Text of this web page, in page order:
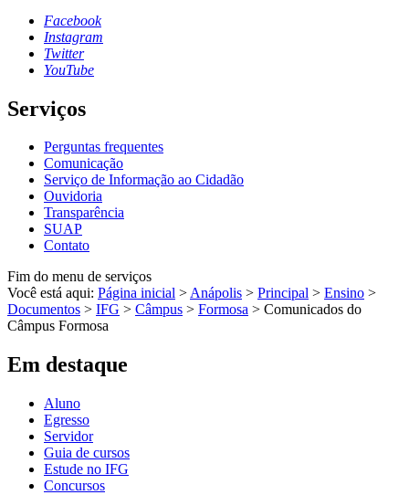
Facebook
Instagram
Twitter
YouTube
Serviços
Perguntas frequentes
Comunicação
Serviço de Informação ao Cidadão
Ouvidoria
Transparência
SUAP
Contato
Fim do menu de serviços
Você está aqui: Página inicial >Anápolis > Principal > Ensino >
Documentos > IFG > Câmpus > Formosa > Comunicados do
Câmpus Formosa
Em destaque
Aluno
Egresso
Servidor
Guia de cursos
Estude no IFG
Concursos